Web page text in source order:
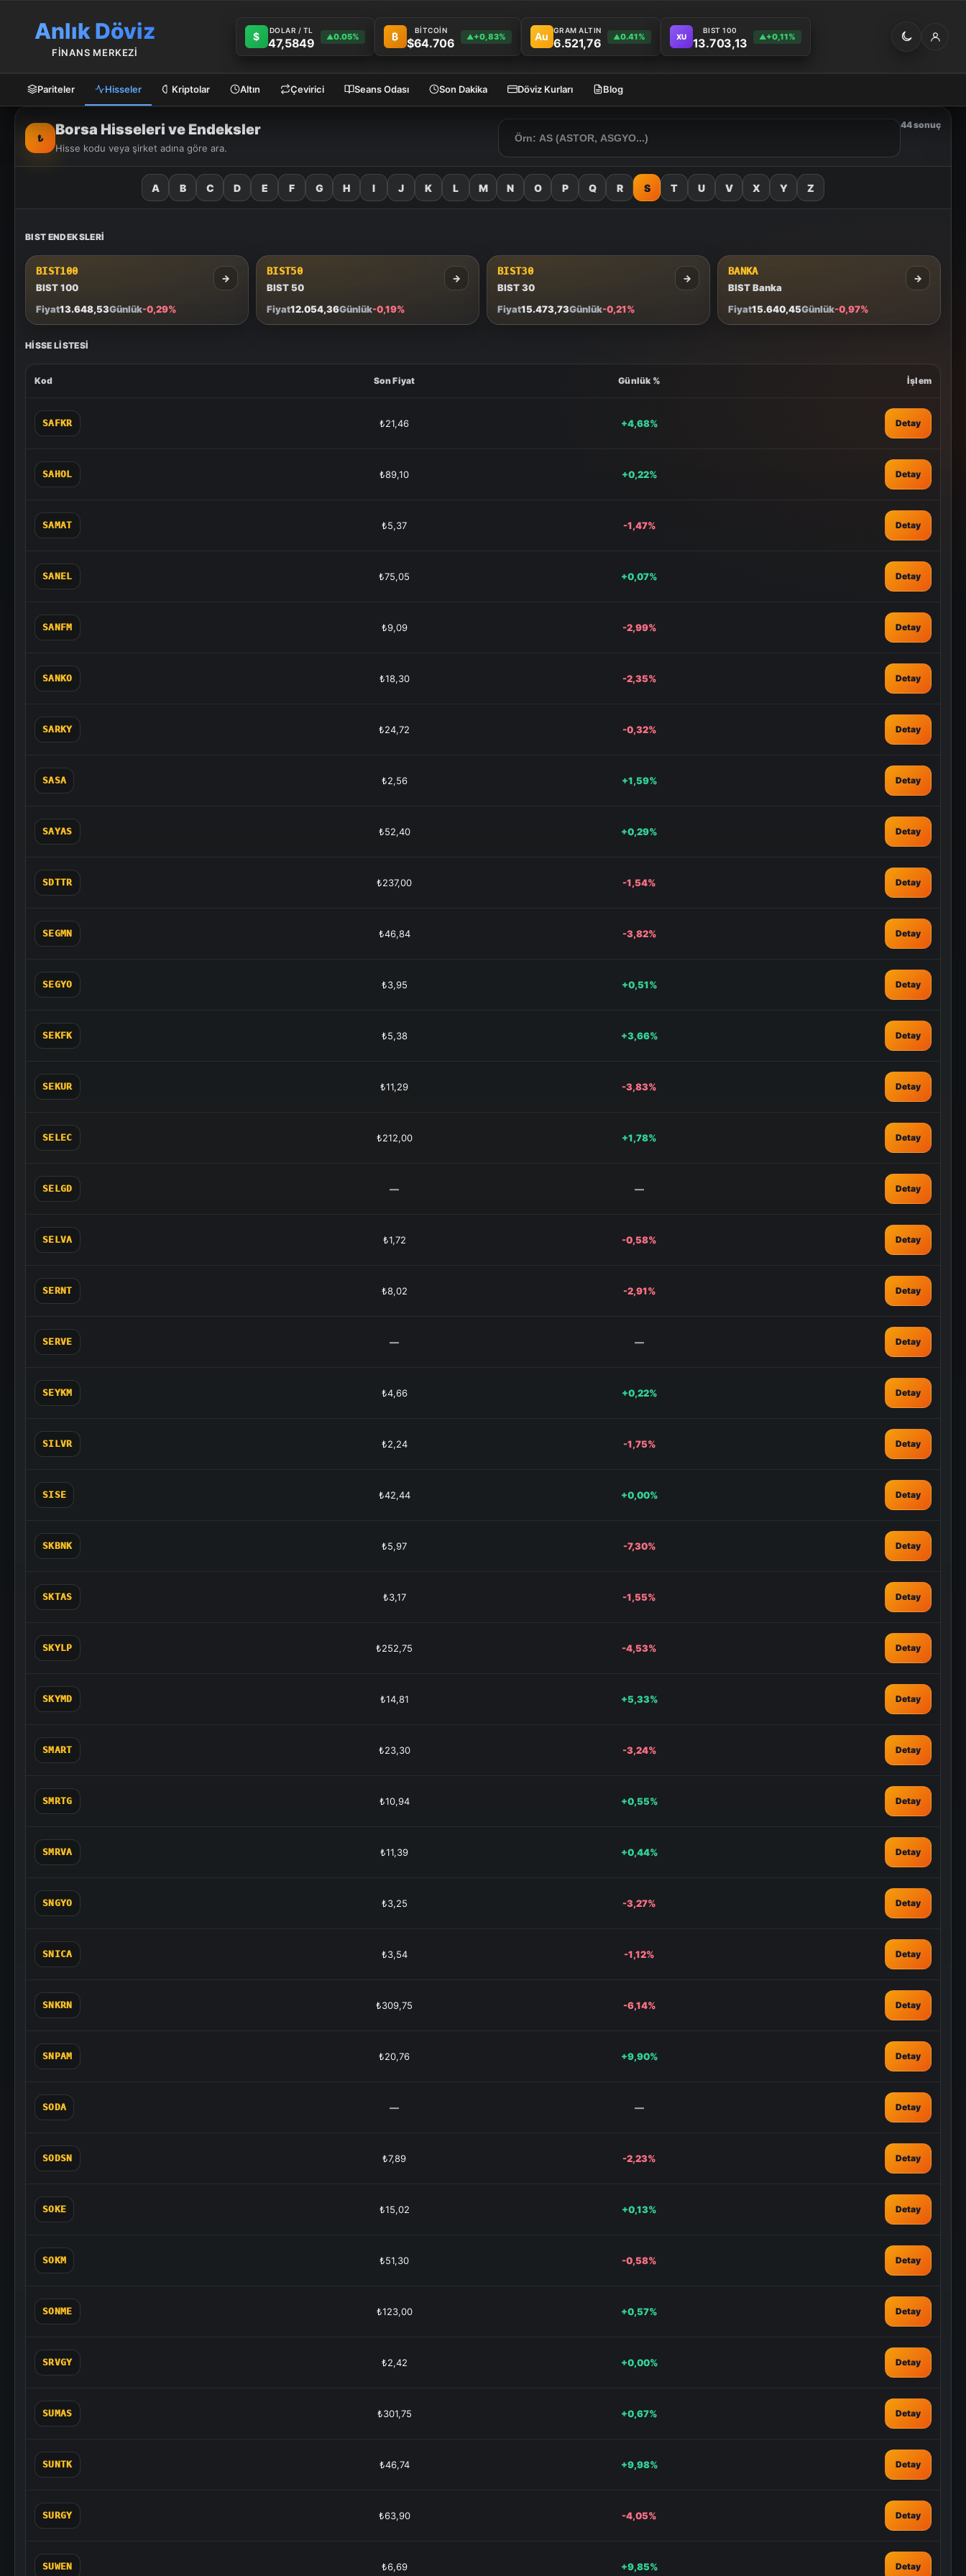
Anlık Döviz
FİNANS MERKEZİ
$ DOLAR / TL
47,5849 ▲0.05% ₿ BİTCOİN
$64.706 ▲+0,83% Au GRAM ALTIN
6.521,76 ▲0.41% XU
BIST 100
13.703,13 ▲+0,11%
Pariteler Hisseler Kriptolar Altın Çevirici Seans Odası Son Dakika Döviz Kurları Blog
₺ Borsa Hisseleri ve Endeksler
Hisse kodu veya şirket adına göre ara.
44 sonuç
A B C D E F G H I J K L M N O P Q R S T U V X Y Z
BIST ENDEKSLERI
BIST100
BIST 100
Fiyat13.648,53Günlük-0,29%
→
BIST50
BIST 50
Fiyat12.054,36Günlük-0,19%
→
BIST30
BIST 30
Fiyat15.473,73Günlük-0,21%
→
BANKA
BIST Banka
Fiyat15.640,45Günlük-0,97%
→
HISSE LISTESI
Kod Son Fiyat Günlük % İşlem
SAFKR ₺21,46 +4,68% Detay
SAHOL ₺89,10 +0,22% Detay
SAMAT ₺5,37 -1,47% Detay
SANEL ₺75,05 +0,07% Detay
SANFM ₺9,09 -2,99% Detay
SANKO ₺18,30 -2,35% Detay
SARKY ₺24,72 -0,32% Detay
SASA ₺2,56 +1,59% Detay
SAYAS ₺52,40 +0,29% Detay
SDTTR ₺237,00 -1,54% Detay
SEGMN ₺46,84 -3,82% Detay
SEGYO ₺3,95 +0,51% Detay
SEKFK ₺5,38 +3,66% Detay
SEKUR ₺11,29 -3,83% Detay
SELEC ₺212,00 +1,78% Detay
SELGD — — Detay
SELVA ₺1,72 -0,58% Detay
SERNT ₺8,02 -2,91% Detay
SERVE — — Detay
SEYKM ₺4,66 +0,22% Detay
SILVR ₺2,24 -1,75% Detay
SISE ₺42,44 +0,00% Detay
SKBNK ₺5,97 -7,30% Detay
SKTAS ₺3,17 -1,55% Detay
SKYLP ₺252,75 -4,53% Detay
SKYMD ₺14,81 +5,33% Detay
SMART ₺23,30 -3,24% Detay
SMRTG ₺10,94 +0,55% Detay
SMRVA ₺11,39 +0,44% Detay
SNGYO ₺3,25 -3,27% Detay
SNICA ₺3,54 -1,12% Detay
SNKRN ₺309,75 -6,14% Detay
SNPAM ₺20,76 +9,90% Detay
SODA — — Detay
SODSN ₺7,89 -2,23% Detay
SOKE ₺15,02 +0,13% Detay
SOKM ₺51,30 -0,58% Detay
SONME ₺123,00 +0,57% Detay
SRVGY ₺2,42 +0,00% Detay
SUMAS ₺301,75 +0,67% Detay
SUNTK ₺46,74 +9,98% Detay
SURGY ₺63,90 -4,05% Detay
SUWEN ₺6,69 +9,85% Detay